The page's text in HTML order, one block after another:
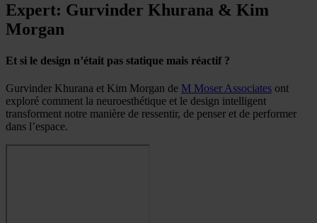
Expert: Gurvinder Khurana & Kim
Morgan
Et si le design n’était pas statique mais réactif ?
Gurvinder Khurana et Kim Morgan de M Moser Associates ont
exploré comment la neuroesthétique et le design intelligent
transforment notre manière de ressentir, de penser et de performer
dans l’espace.